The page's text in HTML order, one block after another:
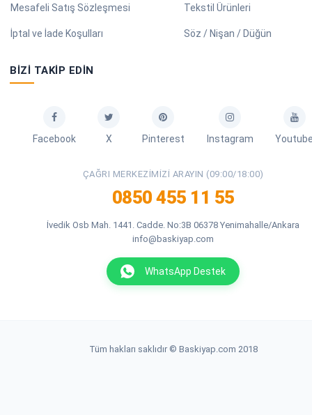
Mesafeli Satış Sözleşmesi
İptal ve İade Koşulları
Tekstil Ürünleri
Söz / Nişan / Düğün
BIZI TAKIP EDIN
Facebook X Pinterest Instagram
ÇAĞRI MERKEZIMIZI ARAYIN (09:00/18:00)
0850 455 11 55
İvedik Osb Mah. 1441. Cadde. No:3B 06378 Yenimahalle/Ankara
info@baskiyap.com
WhatsApp Destek
Tüm hakları saklıdır © Baskiyap.com 2018